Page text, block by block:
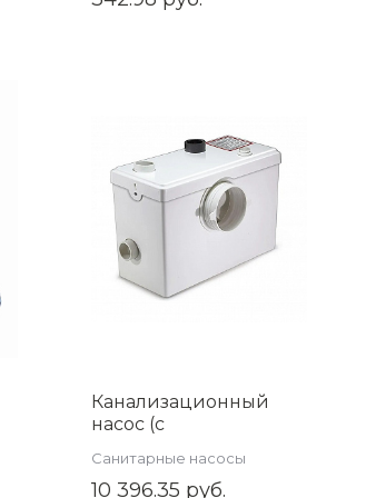
Канализационный
насос (с
AQUATIM AM-STP-600
Санитарные насосы
10 396.35 руб.